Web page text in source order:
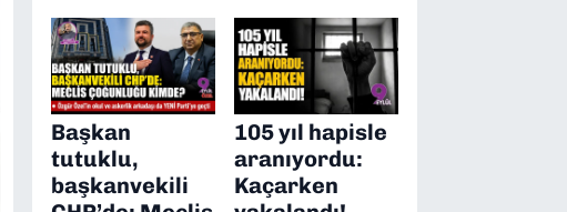
Başkan
tutuklu,
başkanvekili
105 yıl hapisle
aranıyordu:
Kaçarken